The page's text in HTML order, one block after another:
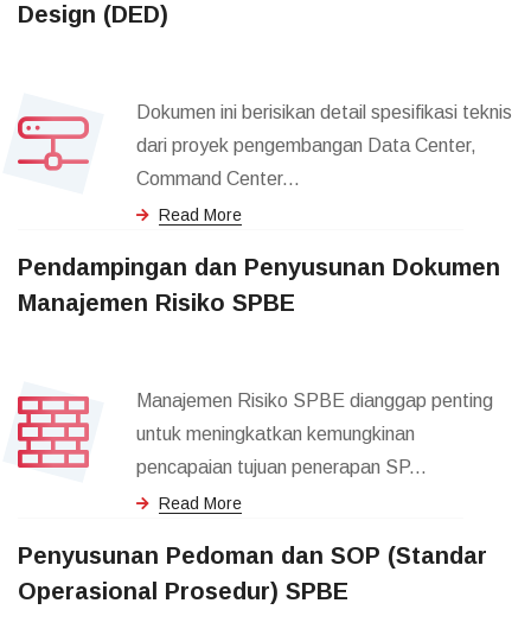
Design (DED)
Dokumen ini berisikan detail spesifikasi teknis
dari proyek pengembangan Data Center,
Command Center...
Read More
Pendampingan dan Penyusunan Dokumen
Manajemen Risiko SPBE
Manajemen Risiko SPBE dianggap penting
untuk meningkatkan kemungkinan
pencapaian tujuan penerapan SP...
Read More
Penyusunan Pedoman dan SOP (Standar
Operasional Prosedur) SPBE